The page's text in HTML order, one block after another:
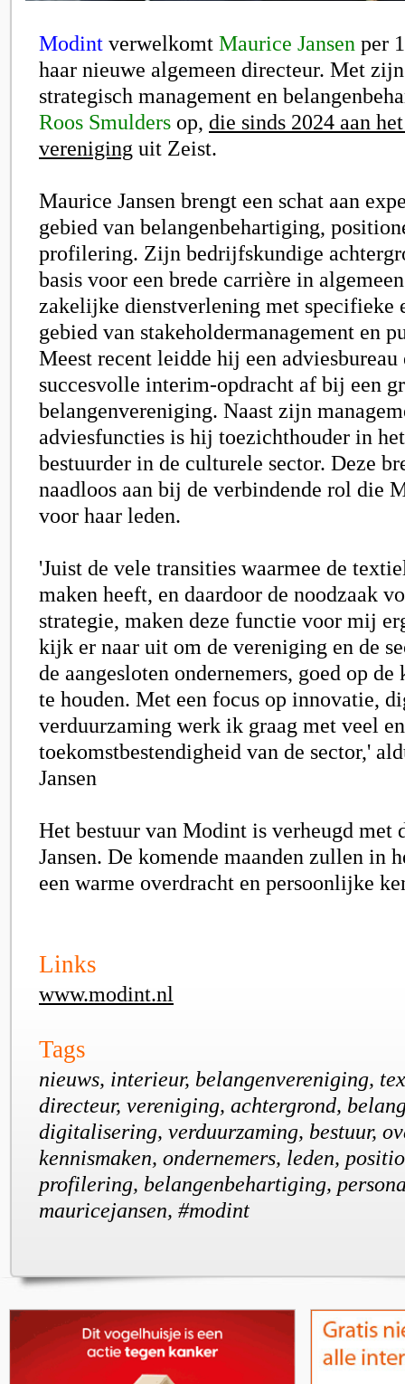
Modint verwelkomt Maurice Jansen per
haar nieuwe algemeen directeur. Met
strategisch management en
Roos Smulders op, die sinds 2024 aan
vereniging uit Zeist.
Maurice Jansen brengt een schat aan
gebied van belangenbehartiging,
profilering. Zijn bedrijfskundige
basis voor een brede carrière in
zakelijke dienstverlening met specifieke
gebied van stakeholdermanagement en
Meest recent leidde hij een
succesvolle interim-opdracht af bij een
belangenvereniging. Naast zijn
adviesfuncties is hij toezichthouder in
bestuurder in de culturele sector. Deze
naadloos aan bij de verbindende rol die
voor haar leden.
'Juist de vele transities waarmee de
maken heeft, en daardoor de noodzaak
strategie, maken deze functie voor mij
kijk er naar uit om de vereniging en de
de aangesloten ondernemers, goed op de
te houden. Met een focus op innovatie,
verduurzaming werk ik graag met veel
toekomstbestendigheid van de sector,'
Jansen
Het bestuur van Modint is verheugd met
Jansen. De komende maanden zullen in
een warme overdracht en persoonlijke
Links
www.modint.nl
Tags
nieuws, interieur, belangenvereniging,
directeur, vereniging, achtergrond,
digitalisering, verduurzaming, bestuur,
kennismaken, ondernemers, leden,
profilering, belangenbehartiging,
mauricejansen, #modint